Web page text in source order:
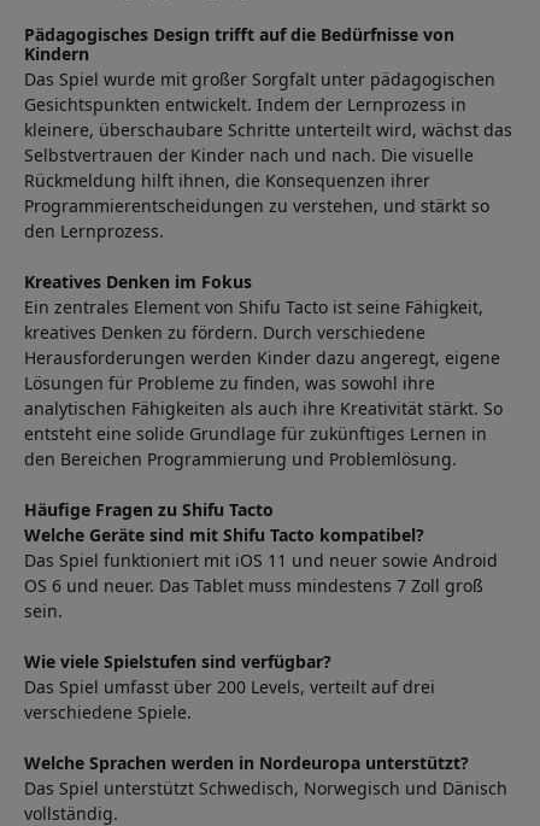
Pädagogisches Design trifft auf die Bedürfnisse von
Kindern
Das Spiel wurde mit großer Sorgfalt unter pädagogischen
Gesichtspunkten entwickelt. Indem der Lernprozess in
kleinere, überschaubare Schritte unterteilt wird, wächst das
Selbstvertrauen der Kinder nach und nach. Die visuelle
Rückmeldung hilft ihnen, die Konsequenzen ihrer
Programmierentscheidungen zu verstehen, und stärkt so
den Lernprozess.
Kreatives Denken im Fokus
Ein zentrales Element von Shifu Tacto ist seine Fähigkeit,
kreatives Denken zu fördern. Durch verschiedene
Herausforderungen werden Kinder dazu angeregt, eigene
Lösungen für Probleme zu finden, was sowohl ihre
analytischen Fähigkeiten als auch ihre Kreativität stärkt. So
entsteht eine solide Grundlage für zukünftiges Lernen in
den Bereichen Programmierung und Problemlösung.
Häufige Fragen zu Shifu Tacto
Welche Geräte sind mit Shifu Tacto kompatibel?
Das Spiel funktioniert mit iOS 11 und neuer sowie Android
OS 6 und neuer. Das Tablet muss mindestens 7 Zoll groß
sein.
Wie viele Spielstufen sind verfügbar?
Das Spiel umfasst über 200 Levels, verteilt auf drei
verschiedene Spiele.
Welche Sprachen werden in Nordeuropa unterstützt?
Das Spiel unterstützt Schwedisch, Norwegisch und Dänisch
vollständig.